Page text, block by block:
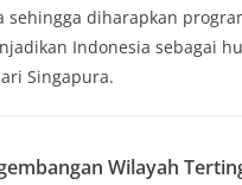
sehingga diharapkan
Indonesia sebagai
Singapura.
Wilayah